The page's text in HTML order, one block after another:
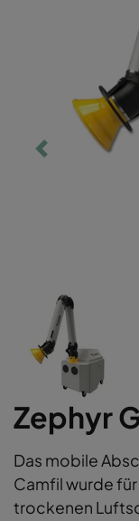
Zephyr
Das mobile
Camfil wurde
trockenen